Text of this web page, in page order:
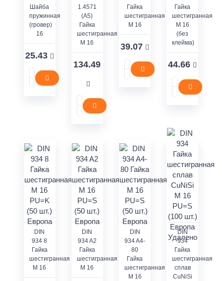
Шайба
пружинная
(гровер)
16
25.43
1.4571
(A5)
Гайка
шестигранная
M 16
134.49
Гайка
шестигранная
M 16
39.07
Гайка
шестигранная
M 16
(без
клейма)
44.66
DIN
934 8
Гайка
шестигранная
M 16
DIN
934 A2
Гайка
шестигранная
M 16
DIN
934 A4-
80
Гайка
шестигранная
M 16
DIN
934
Гайка
шестигранная
сплав
CuNiSi